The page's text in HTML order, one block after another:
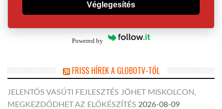
Véglegesítés
Powered by
FRISS HÍREK A GLOBOTV-TŐL
JELENTŐS VASÚTI FEJLESZTÉS JÖHET MISKOLCON,
MEGKEZDŐDHET AZ ELŐKÉSZÍTÉS 2026-08-09